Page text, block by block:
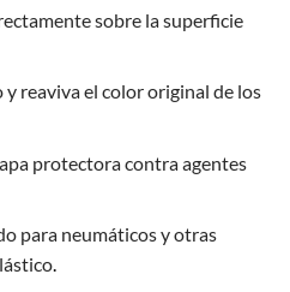
sobre la superficie
reaviva el color original de los
protectora contra agentes
para neumáticos y otras
.